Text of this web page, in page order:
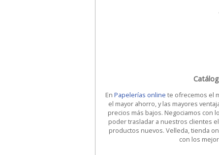
EnPapelerías online te ofrecemos el
el mayor ahorro, y las mayores
precios más bajos. Negociamos con
poder trasladar a nuestros clientes
productos nuevos. Velleda, tienda
con los